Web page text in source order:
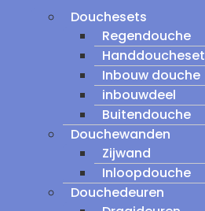
Douchesets
Regendouche
Handdoucheset
Inbouw douche
inbouwdeel
Buitendouche
Douchewanden
Zijwand
Inloopdouche
Douchedeuren